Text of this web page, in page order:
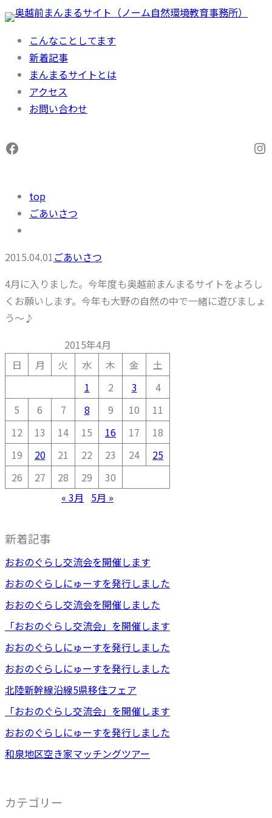
内
こんなことしてます
新着記事
まんまるサイトとは
アクセス
お問い合わせ
Facebook
top
ごあいさつ
2015.04.01ごあいさつ
4月に入りました。今年度も奥越前まんまるサイトをよろし
くお願いします。今年も大野の自然の中で一緒に遊びましょ
う～♪
2015年4月
日
月 火 水 木 金
土
1
2 3
4
5
6 7 8 9 10
11
12
13 14 15 16 17
18
19
20 21 22 23 24
25
26
27 28 29
30
« 3月
5月 »
新着記事
おおのぐらし交流会を開催します
おおのぐらしにゅーすを発行しました
おおのぐらし交流会を開催しました
「おおのぐらし交流会」を開催します
おおのぐらしにゅーすを発行しました
おおのぐらしにゅーすを発行しました
北陸新幹線沿線5県移住フェア
「おおのぐらし交流会」を開催します
おおのぐらしにゅーすを発行しました
和泉地区空き家マッチングツアー
カテゴリー